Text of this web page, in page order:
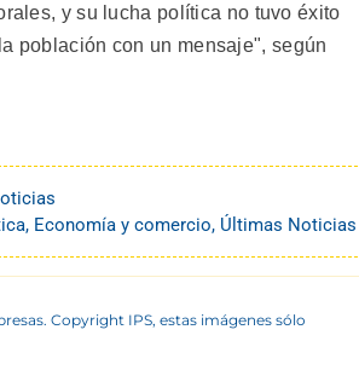
y su lucha política no tuvo éxito
población con un mensaje", según
, Economía y comercio, Últimas Noticias
Copyright IPS, estas imágenes sólo